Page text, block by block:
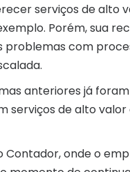
serviços de alto
Porém, sua
problemas com
anteriores já
serviços de alto
onde o